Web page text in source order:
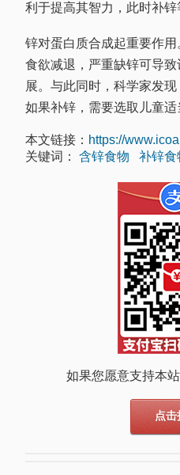
利于提高其智力，此时补锌
锌对蛋白质合成起重要作
食欲减退，严重缺锌可导
展。与此同时，科学家发现
如果补锌，需要选取儿童
本文链接： https://
关键词： 含锌食物 补锌食
如果您愿意支持本
点击